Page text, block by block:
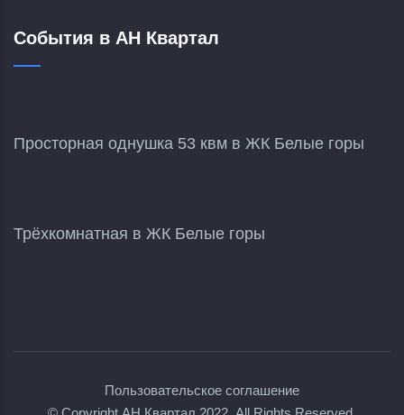
События в АН Квартал
Просторная однушка 53 квм в ЖК Белые горы
Трёхкомнатная в ЖК Белые горы
Пользовательское соглашение